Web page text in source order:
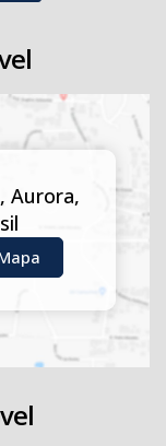
, Aurora,